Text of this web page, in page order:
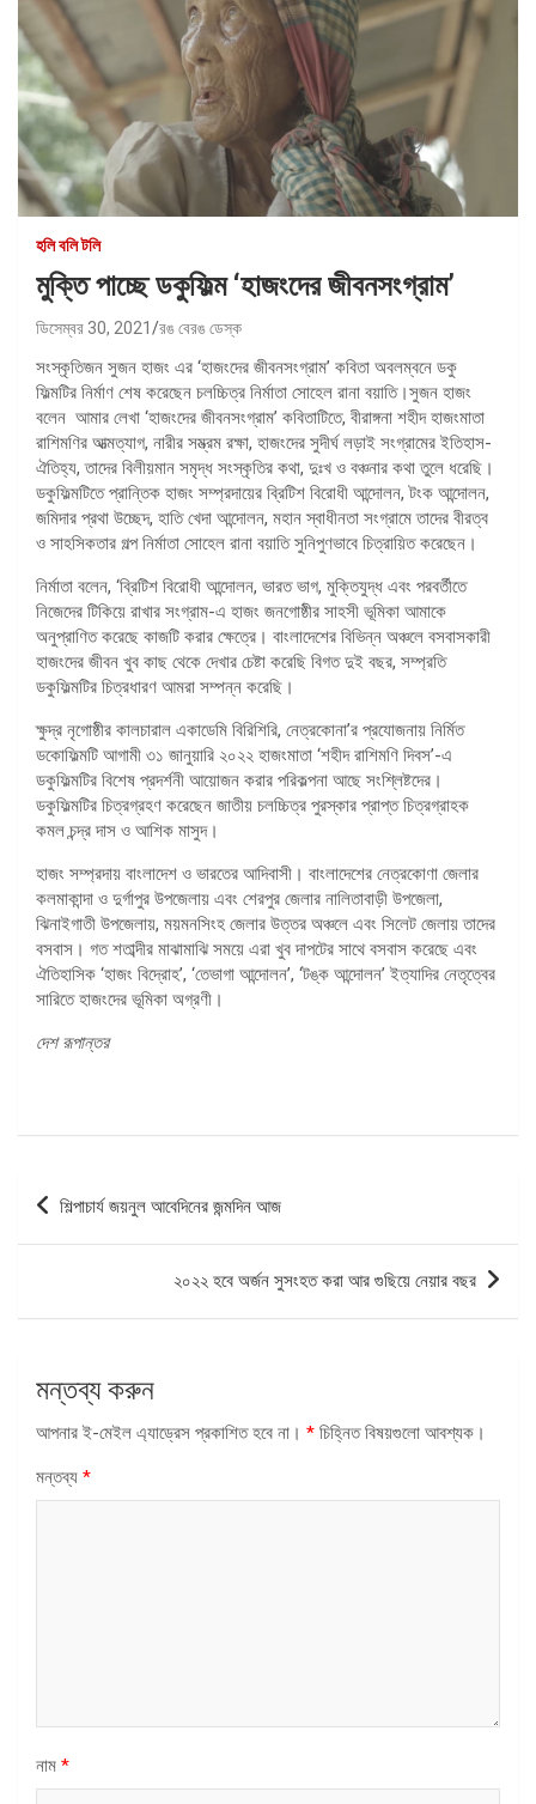
হলি বলি টলি
মুক্তি পাচ্ছে ডকুফিল্ম ‘হাজংদের জীবনসংগ্রাম’
ডিসেম্বর 30, 2021 রঙ বেরঙ ডেস্ক
সংস্কৃতিজন সুজন হাজং এর ‘হাজংদের জীবনসংগ্রাম’ কবিতা অবলম্বনে ডকু
ফিল্মটির নির্মাণ শেষ করেছেন চলচ্চিত্র নির্মাতা সোহেল রানা বয়াতি।সুজন হাজং
বলেন আমার লেখা ‘হাজংদের জীবনসংগ্রাম’ কবিতাটিতে, বীরাঙ্গনা শহীদ হাজংমাতা
রাশিমণির আত্মত্যাগ, নারীর সম্ভ্রম রক্ষা, হাজংদের সুদীর্ঘ লড়াই সংগ্রামের ইতিহাস-
ঐতিহ্য, তাদের বিলীয়মান সমৃদ্ধ সংস্কৃতির কথা, দুঃখ ও বঞ্চনার কথা তুলে ধরেছি।
ডকুফিল্মটিতে প্রান্তিক হাজং সম্প্রদায়ের ব্রিটিশ বিরোধী আন্দোলন, টংক আন্দোলন,
জমিদার প্রথা উচ্ছেদ, হাতি খেদা আন্দোলন, মহান স্বাধীনতা সংগ্রামে তাদের বীরত্ব
ও সাহসিকতার গল্প নির্মাতা সোহেল রানা বয়াতি সুনিপুণভাবে চিত্রায়িত করেছেন।
নির্মাতা বলেন, ‘ব্রিটিশ বিরোধী আন্দোলন, ভারত ভাগ, মুক্তিযুদ্ধ এবং পরবর্তীতে
নিজেদের টিকিয়ে রাখার সংগ্রাম-এ হাজং জনগোষ্ঠীর সাহসী ভূমিকা আমাকে
অনুপ্রাণিত করেছে কাজটি করার ক্ষেত্রে। বাংলাদেশের বিভিন্ন অঞ্চলে বসবাসকারী
হাজংদের জীবন খুব কাছ থেকে দেখার চেষ্টা করেছি বিগত দুই বছর, সম্প্রতি
ডকুফিল্মটির চিত্রধারণ আমরা সম্পন্ন করেছি।
ক্ষুদ্র নৃগোষ্ঠীর কালচারাল একাডেমি বিরিশিরি, নেত্রকোনা’র প্রযোজনায় নির্মিত
ডকোফিল্মটি আগামী ৩১ জানুয়ারি ২০২২ হাজংমাতা ‘শহীদ রাশিমণি দিবস’-এ
ডকুফিল্মটির বিশেষ প্রদর্শনী আয়োজন করার পরিকল্পনা আছে সংশ্লিষ্টদের।
ডকুফিল্মটির চিত্রগ্রহণ করেছেন জাতীয় চলচ্চিত্র পুরস্কার প্রাপ্ত চিত্রগ্রাহক
কমল চন্দ্র দাস ও আশিক মাসুদ।
হাজং সম্প্রদায় বাংলাদেশ ও ভারতের আদিবাসী। বাংলাদেশের নেত্রকোণা জেলার
কলমাকান্দা ও দুর্গাপুর উপজেলায় এবং শেরপুর জেলার নালিতাবাড়ী উপজেলা,
ঝিনাইগাতী উপজেলায়, ময়মনসিংহ জেলার উত্তর অঞ্চলে এবং সিলেট জেলায় তাদের
বসবাস। গত শতাব্দীর মাঝামাঝি সময়ে এরা খুব দাপটের সাথে বসবাস করেছে এবং
ঐতিহাসিক ‘হাজং বিদ্রোহ’, ‘তেভাগা আন্দোলন’, ‘টঙ্ক আন্দোলন’ ইত্যাদির নেতৃত্বের
সারিতে হাজংদের ভূমিকা অগ্রণী।
দেশ রূপান্তর
পোস্ট
শিল্পাচার্য জয়নুল আবেদিনের জন্মদিন আজ
২০২২ হবে অর্জন সুসংহত করা আর গুছিয়ে নেয়ার বছর
মন্তব্য করুন
আপনার ই-মেইল এ্যাড্রেস প্রকাশিত হবে না। * চিহ্নিত বিষয়গুলো আবশ্যক।
মন্তব্য *
নাম *